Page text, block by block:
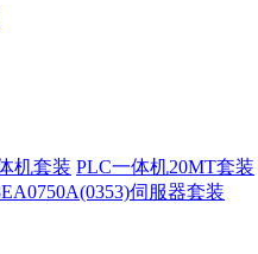
机套装 PLC一体机20MT套装
伺服器套装